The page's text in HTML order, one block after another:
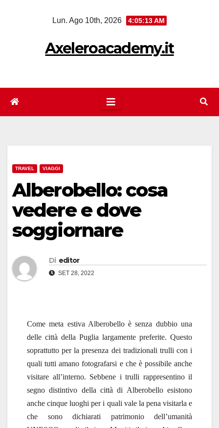
Lun. Ago 10th, 2026 4:05:13 AM
Axeleroacademy.it
TRAVEL VIAGGI
Alberobello: cosa
vedere e dove
soggiornare
Di editor
SET 28, 2022
Come meta estiva Alberobello è senza dubbio una
delle città della Puglia largamente preferite. Questo
soprattutto per la presenza dei tradizionali trulli con i
quali tutti amano fotografarsi e che è possibile anche
visitare all’interno. Sebbene i trulli rappresentino il
segno distintivo della città di Alberobello esistono
anche cinque luoghi per i quali vale la pena visitarla e
che sono dichiarati patrimonio dell’umanità